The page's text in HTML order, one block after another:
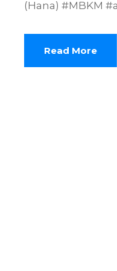
(Hana) #MBKM
Read More